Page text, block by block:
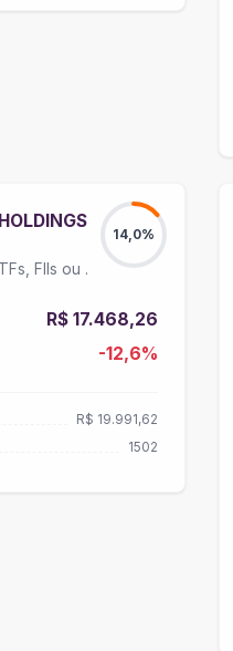
Ações, BDRs, ETFs, FIIs ou Units
14,0%
R$ 17.468,26
-12,6%
R$ 19.991,62
1502